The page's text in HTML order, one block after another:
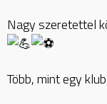
Nagy szeretettel
Több, mint egy klub